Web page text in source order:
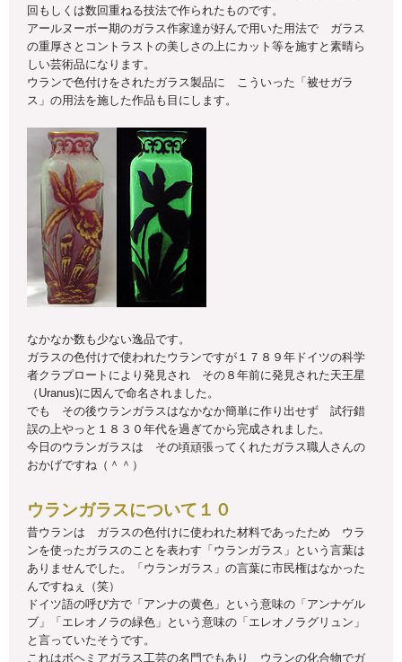
回もしくは数回重ねる技法で作られたものです。
アールヌーボー期のガラス作家達が好んで用いた用法で ガラス
の重厚さとコントラストの美しさの上にカット等を施すと素晴ら
しい芸術品になります。
ウランで色付けをされたガラス製品に こういった「被せガラ
ス」の用法を施した作品も目にします。
なかなか数も少ない逸品です。
ガラスの色付けで使われたウランですが１７８９年ドイツの科学
者クラプロートにより発見され その８年前に発見された天王星
（Uranus)に因んで命名されました。
でも その後ウランガラスはなかなか簡単に作り出せず 試行錯
誤の上やっと１８３０年代を過ぎてから完成されました。
今日のウランガラスは その頃頑張ってくれたガラス職人さんの
おかげですね（＾＾）
ウランガラスについて１０
昔ウランは ガラスの色付けに使われた材料であったため ウラ
ンを使ったガラスのことを表わす「ウランガラス」という言葉は
ありませんでした。「ウランガラス」の言葉に市民権はなかった
んですねぇ（笑）
ドイツ語の呼び方で「アンナの黄色」という意味の「アンナゲル
ブ」「エレオノラの緑色」という意味の「エレオノラグリュン」
と言っていたそうです。
これはボヘミアガラス工芸の名門でもあり ウランの化合物でガ